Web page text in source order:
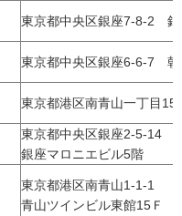
東京都中央区銀座7-8-2 銀
東京都中央区銀座6-6-7 朝
東京都港区南青山一丁目15
東京都中央区銀座2-5-14
銀座マロニエビル5階
東京都港区南青山1-1-1
青山ツインビル東館15Ｆ